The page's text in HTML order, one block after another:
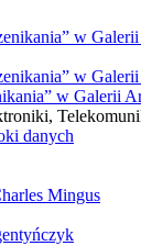
w Galerii
danych
Mingus